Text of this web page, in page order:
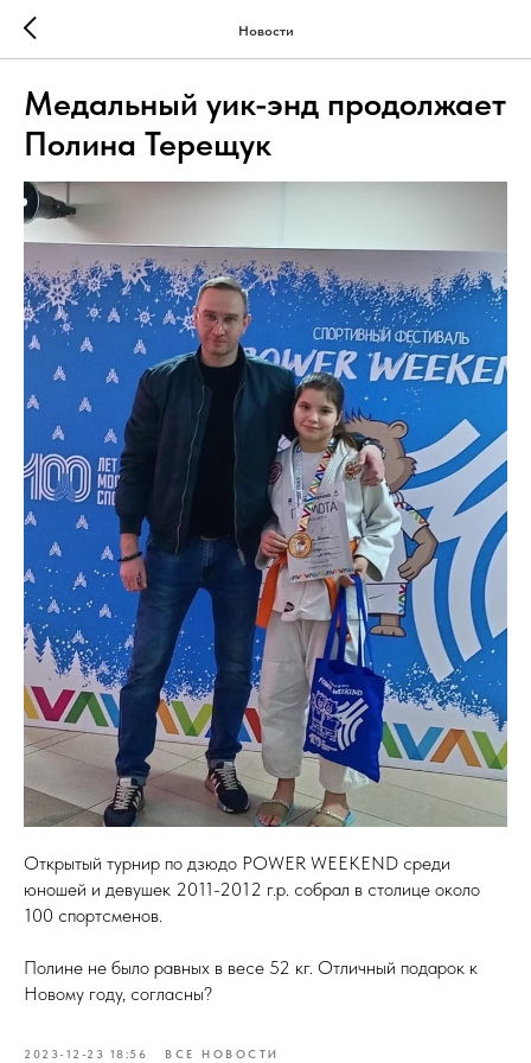
Новости
Медальный уик-энд продолжает
Полина Терещук
Открытый турнир по дзюдо POWER WEEKEND среди
юношей и девушек 2011-2012 г.р. собрал в столице около
100 спортсменов.
Полине не было равных в весе 52 кг. Отличный подарок к
Новому году, согласны?
2023-12-23 18:56 ВСЕ НОВОСТИ